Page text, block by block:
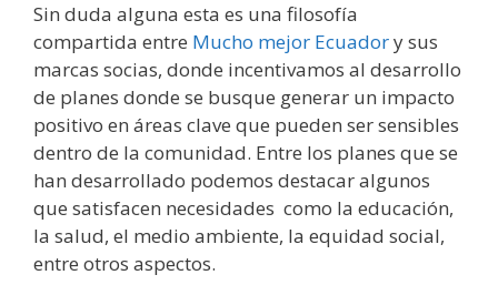
Sin duda alguna esta es una filosofía
compartida entre Mucho mejor Ecuadory sus
marcas socias, donde incentivamos al desarrollo
de planes donde se busque generar un impacto
positivo en áreas clave que pueden ser sensibles
dentro de la comunidad. Entre los planes que se
han desarrollado podemos destacar algunos
que satisfacen necesidades como la educación,
la salud, el medio ambiente, la equidad social,
entre otros aspectos.